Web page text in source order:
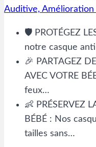
Auditive,
🛡️ PROTÉGEZ
notre casque
🎉 PARTAGEZ
AVEC VOTRE
feux…
👶 PRÉSERVEZ
BÉBÉ : Nos
tailles sans…